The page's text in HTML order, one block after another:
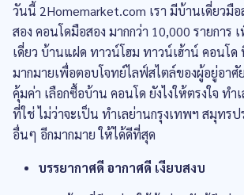
วันนี้ 2Homemarket.com เรา มีบ้านเดี่ยวมื
สอง คอนโดมือสอง มากกว่า 10,000 รายการ
เดี่ยว บ้านแฝด ทาวน์โฮม ทาวน์เฮ้าน์ คอนโ
มากมายเพื่อตอบโจทย์ไลฟ์สไตล์ของผู้อยู่อาศั
คุ้มค่า เลือกซื้อบ้าน คอนโด ยังไงให้ตรงใจ ท
ที่ใช่ ไม่ว่าจะเป็น ทำเลย่านกรุงเทพฯ สมุทร
อื่นๆ อีกมากมาย ให้ได้ดีที่สุด
บรรยากาศดี อากาศดี เงียบสงบ